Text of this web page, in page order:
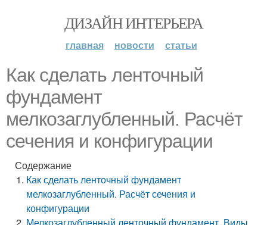
ДИЗАЙН ИНТЕРЬЕРА
главная новости статьи
Как сделать ленточный
фундамент
мелкозаглубленный. Расчёт
сечения и конфигурации
Содержание
Как сделать ленточный фундамент
мелкозаглубленный. Расчёт сечения и
конфигурации